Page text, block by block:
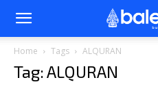
Bale
Jabar
Home Tags ALQURAN
Tag: ALQURAN